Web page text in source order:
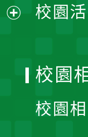
單
校園
校園
校園